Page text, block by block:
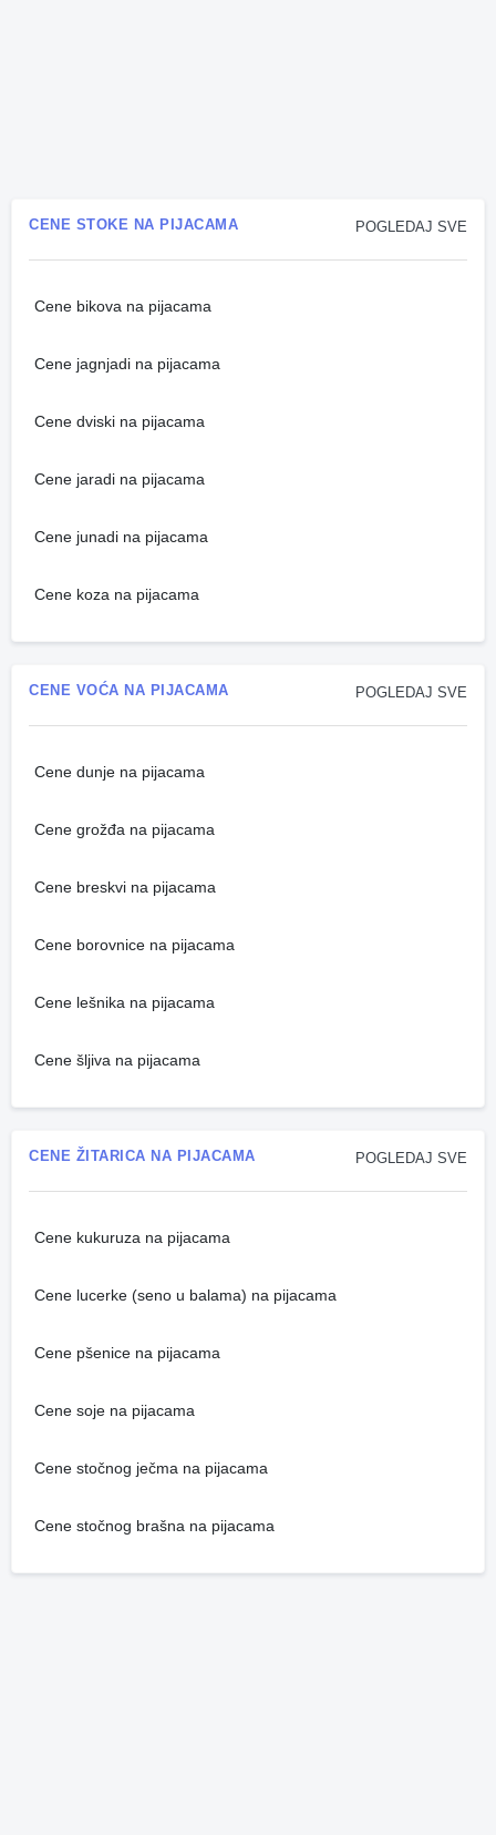
POGLEDAJ SVE
CENE STOKE NA PIJACAMA
Cene bikova na pijacama
Cene jagnjadi na pijacama
Cene dviski na pijacama
Cene jaradi na pijacama
Cene junadi na pijacama
Cene koza na pijacama
POGLEDAJ SVE
CENE VOĆA NA PIJACAMA
Cene dunje na pijacama
Cene grožđa na pijacama
Cene breskvi na pijacama
Cene borovnice na pijacama
Cene lešnika na pijacama
Cene šljiva na pijacama
POGLEDAJ SVE
CENE ŽITARICA NA PIJACAMA
Cene kukuruza na pijacama
Cene lucerke (seno u balama) na pijacama
Cene pšenice na pijacama
Cene soje na pijacama
Cene stočnog ječma na pijacama
Cene stočnog brašna na pijacama